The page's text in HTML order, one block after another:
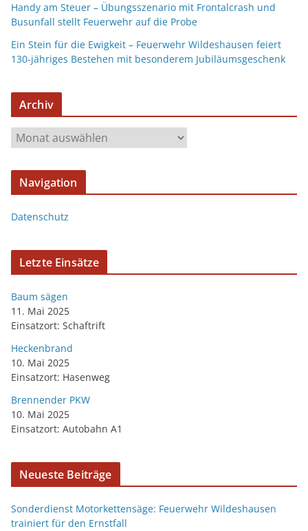
Handy am Steuer – Übungsszenario mit Frontalcrash und
Busunfall stellt Feuerwehr auf die Probe
Ein Stein für die Ewigkeit – Feuerwehr Wildeshausen feiert
130-jähriges Bestehen mit besonderem Jubiläumsgeschenk
Archiv
Navigation
Datenschutz
Letzte Einsätze
Baum sägen
11. Mai 2025
Einsatzort: Schaftrift
Heckenbrand
10. Mai 2025
Einsatzort: Hasenweg
Brennender PKW
10. Mai 2025
Einsatzort: Autobahn A1
Neueste Beiträge
Sonderdienst Motorkettensäge: Feuerwehr Wildeshausen
trainiert für den Ernstfall